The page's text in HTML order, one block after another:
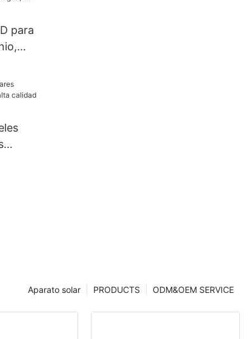
para
ODM&OEM SERVICE
PRODUCTS
Aparato solar